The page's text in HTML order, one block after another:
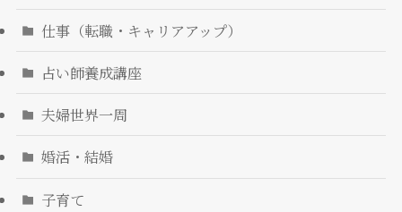
仕事（転職・キャリアアップ）
占い師養成講座
夫婦世界一周
婚活・結婚
子育て